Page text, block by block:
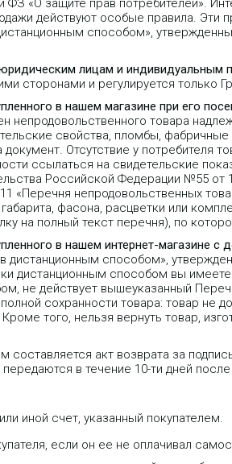
«О защите прав потребителей».
действуют особые правила. Эти
способом»,
лицам и индивидуальным
сторонами и регулируется только
в нашем магазине при его
непродовольственного товара
свойства, пломбы,
Отсутствие у потребителя
ссылаться на свидетельские
Российской Федерации №55
«Перечня непродовольственных
фасона, расцветки или
на полный текст перечня), по
в нашем интернет-магазине с
дистанционным способом»,
дистанционным способом вы
не действует вышеуказанный
сохранности товара: товар не
того, нельзя вернуть товар,
составляется акт возврата за
в течение 10-ти дней
иной счет, указанный покупателем.
если он ее не оплачивал
IP-телефон Grandstream